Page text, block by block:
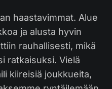
haastavimmat. Alue
ja alusta hyvin
rauhallisesti, mikä
ratkaisuksi. Vielä
kiireisiä joukkueita,